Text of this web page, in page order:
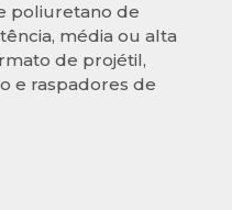
poliuretano de
média ou alta
de projétil,
e raspadores de